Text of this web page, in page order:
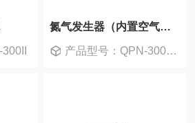
氮气发生器
氮气发生器（内置空气源）
产品型号：QPN-300P 型